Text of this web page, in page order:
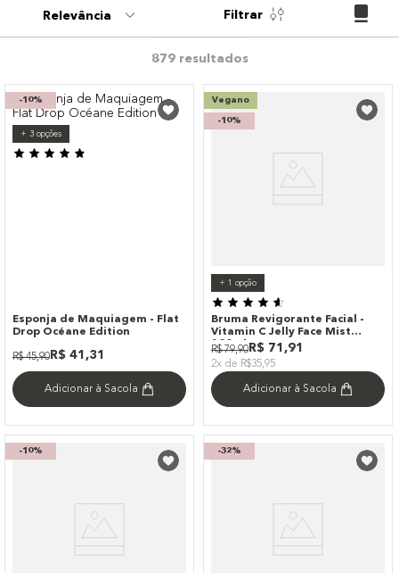
Relevância Filtrar
879
-10%
+ 3opções
Esponja de Maquiagem - Flat
Drop Océane Edition
R$ 45,90R$ 41 ,31
Adicionar à Sacola
Vegano
-10%
+ 1 opção
Bruma Revigorante Facial -
Vitamin C Jelly Face Mist
100ml
R$ 79,90R$ 71 ,91
2x de R$35,95
Adicionar à Sacola
-10% -32%
paleta